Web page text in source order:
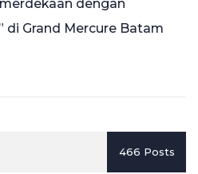
dengan
di Grand Mercure Batam
466 Posts